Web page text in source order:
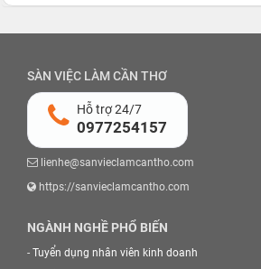
SÀN VIỆC LÀM CẦN THƠ
Hỗ trợ 24/7
0977254157
lienhe@sanvieclamcantho.com
https://sanvieclamcantho.com
NGÀNH NGHỀ PHỔ BIẾN
- Tuyển dụng nhân viên kinh doanh